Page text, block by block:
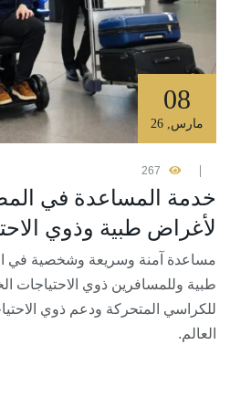
08
مارس
267
خدمة المساعدة في
لأغراض طبية وذوي
مساعدة آمنة وسريعة وشخصية في
طبية وللمسافرين ذوي الاحتياجات
للكراسي المتحركة ودعم ذوي
العالم.